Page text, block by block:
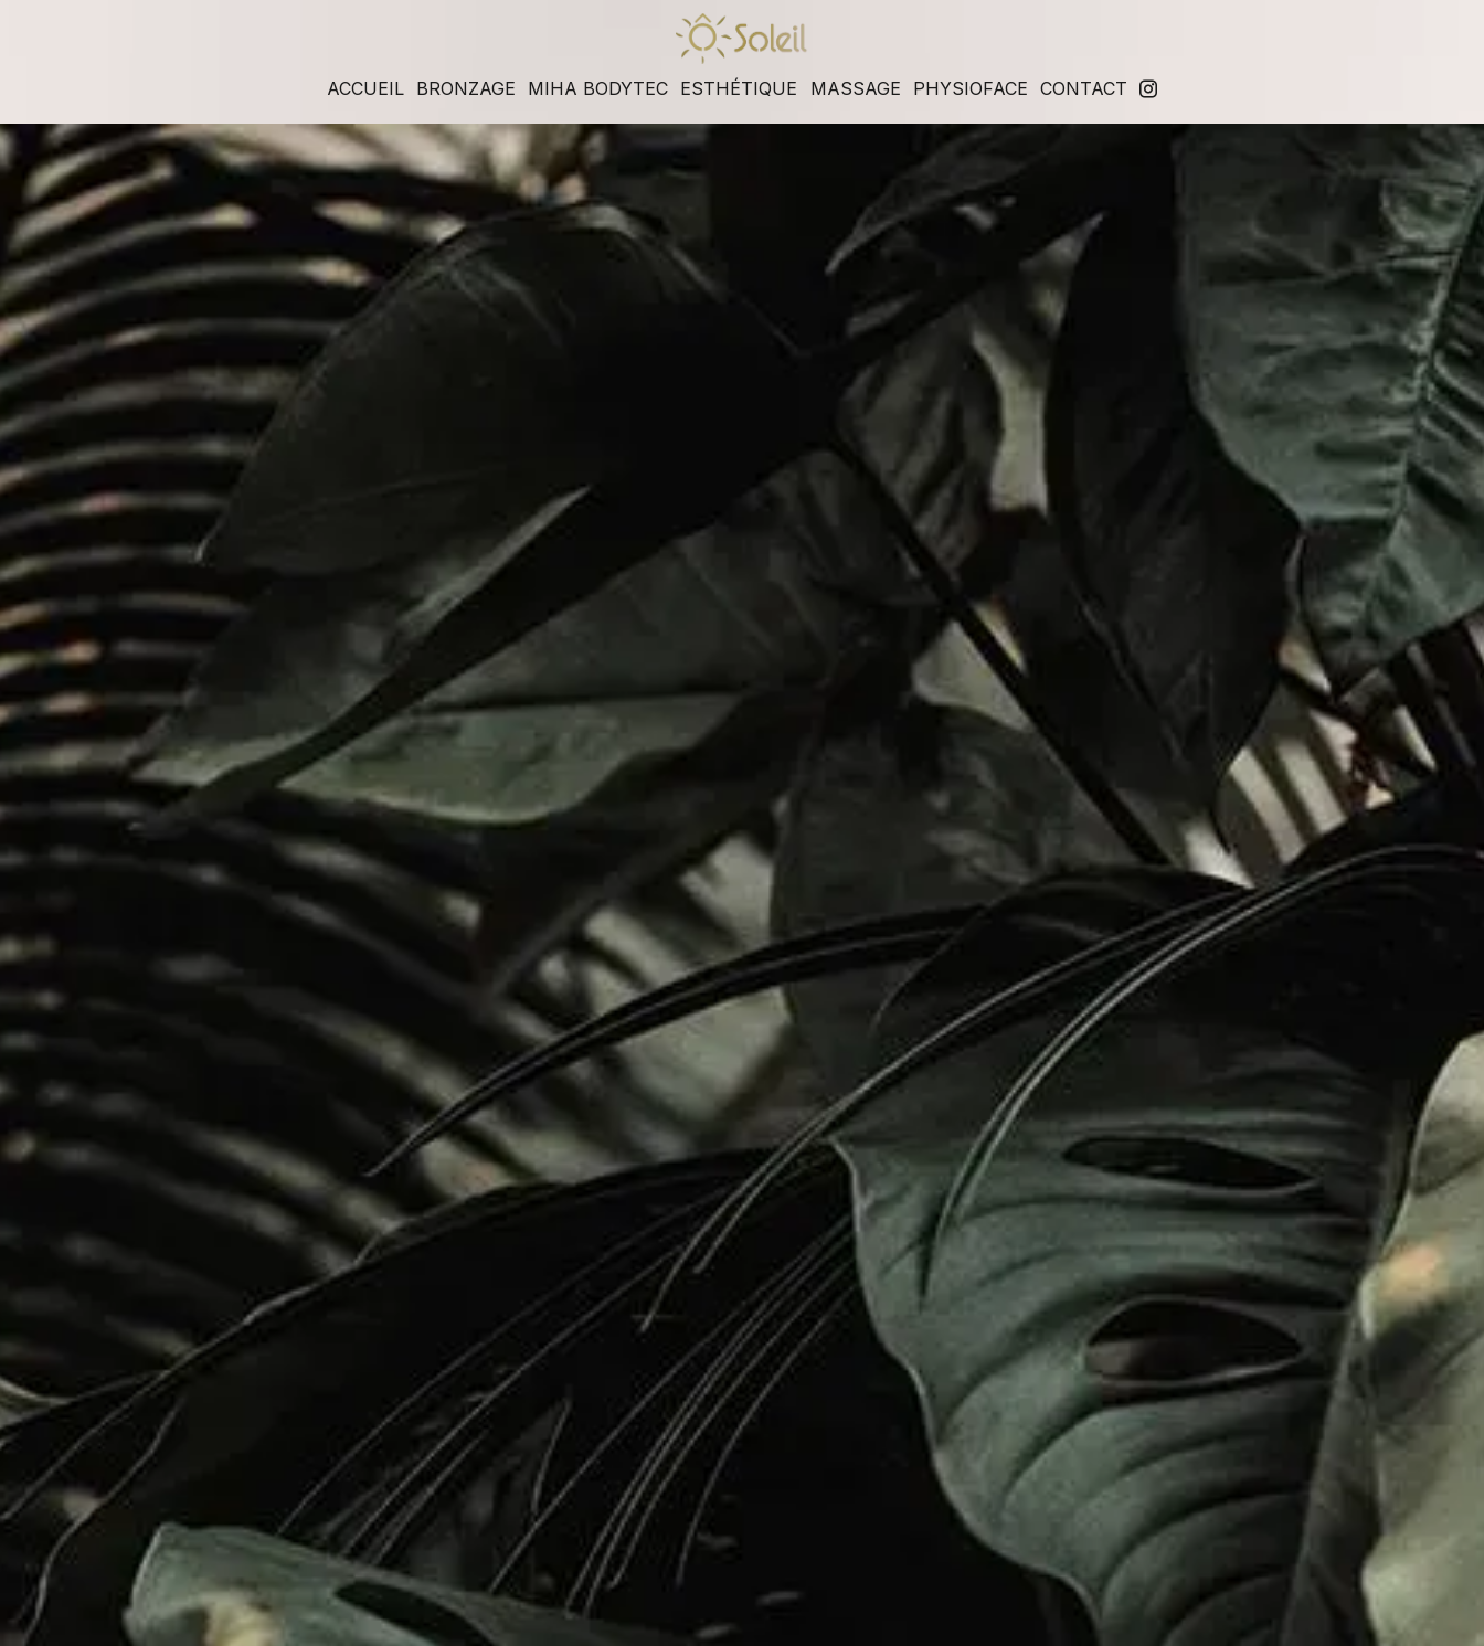
ACCUEIL BRONZAGE MIHA BODYTEC ESTHÉTIQUE MASSAGE PHYSIOFACE CONTACT